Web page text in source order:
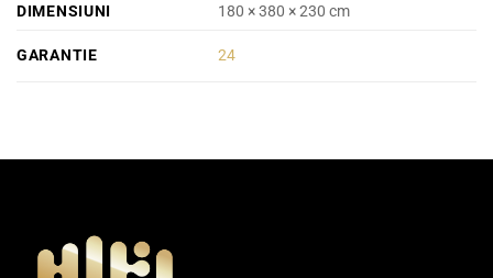
DIMENSIUNI
180 × 380 × 230 cm
GARANTIE 24